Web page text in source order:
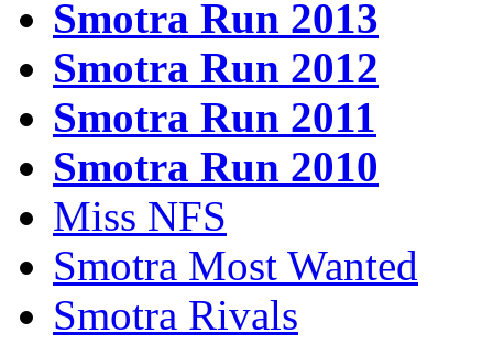
Smotra Run 2013
Smotra Run 2012
Smotra Run 2011
Smotra Run 2010
Miss NFS
Smotra Most Wanted
Smotra Rivals